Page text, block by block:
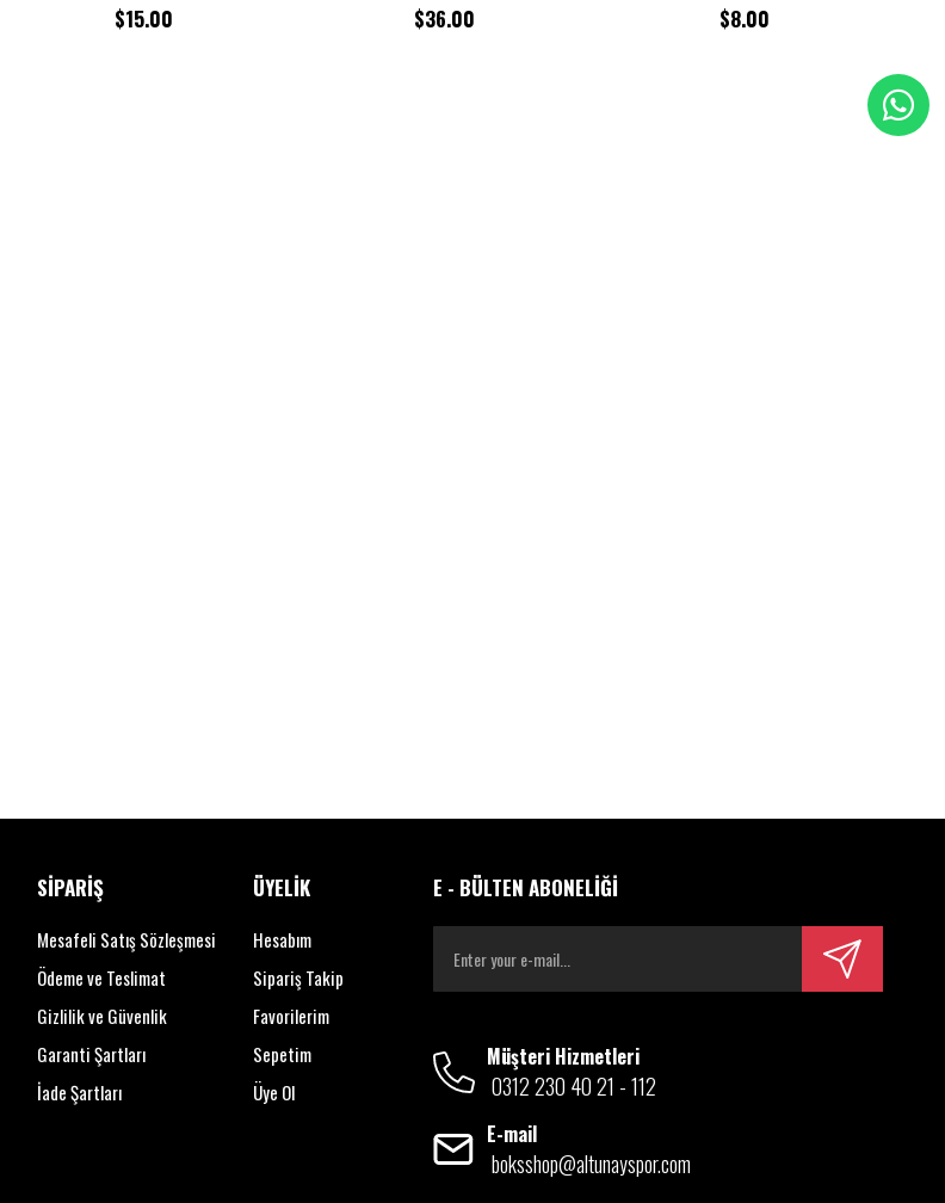
$15.00 $36.00 $8.00
SİPARİŞ
Mesafeli Satış Sözleşmesi
Ödeme ve Teslimat
Gizlilik ve Güvenlik
Garanti Şartları
İade Şartları
ÜYELİK
Hesabım
Sipariş Takip
Favorilerim
Sepetim
Üye Ol
E - BÜLTEN ABONELİĞİ
Müşteri Hizmetleri
0312 230 40 21 - 112
E-mail
boksshop@altunayspor.com